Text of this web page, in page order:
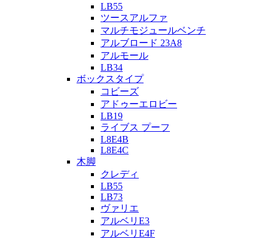
LB55
ツースアルファ
マルチモジュールベンチ
アルブロード 23A8
アルモール
LB34
ボックスタイプ
コビーズ
アドゥーエロビー
LB19
ライブス プーフ
L8E4B
L8E4C
木脚
クレディ
LB55
LB73
ヴァリエ
アルベリE3
アルベリE4F